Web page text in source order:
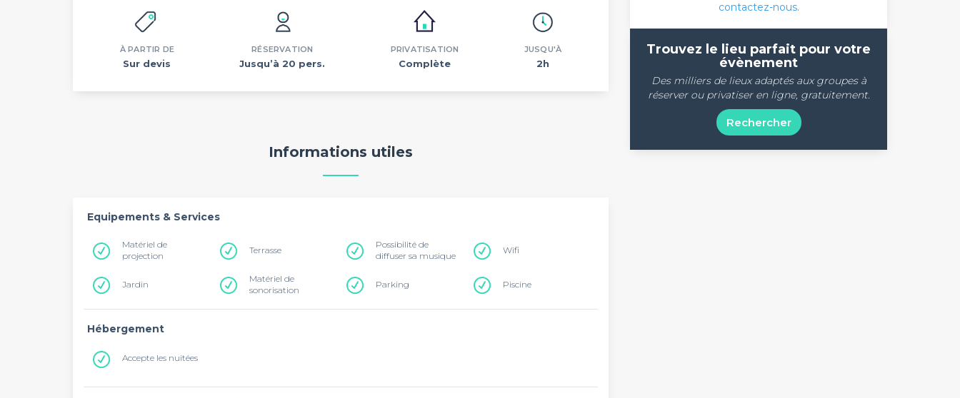
À PARTIR DE
Sur devis
RÉSERVATION
Jusqu’à 20 pers.
PRIVATISATION
Complète
JUSQU'À
2h
Informations utiles
Equipements & Services
Matériel de
projection
Terrasse
Possibilité de
diffuser sa musique
Wifi
Jardin
Matériel de
sonorisation
Parking Piscine
Hébergement
Accepte les nuitées
contactez-nous.
Trouvez le lieu parfait pour votre
évènement
Des milliers de lieux adaptés aux groupes à
réserver ou privatiser en ligne, gratuitement.
Rechercher